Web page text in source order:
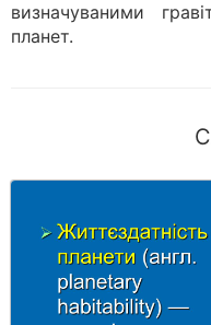
визначуваними
планет.